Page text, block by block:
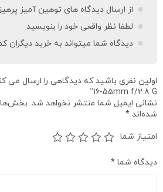
از ارسال دیدگاه های توهین آمیز
لطفا نظر واقعی خود را بنویسید
دیدگاه شما میتواند به خرید دیگران
16-55mm f/2.8 G”
نشانی ایمیل شما منتشر نخواهد شد.
شده‌اند *
امتیاز شما
دیدگاه شما *